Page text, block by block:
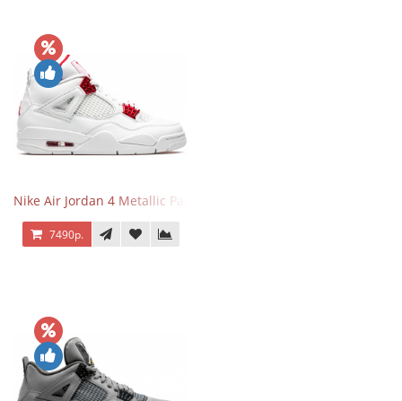
Nike Air Jordan 4 Metallic Pack University Red
7490р.